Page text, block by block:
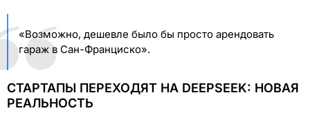
«Возможно, дешевле было бы просто арендовать
гараж в Сан-Франциско».
СТАРТАПЫ ПЕРЕХОДЯТ НА DEEPSEEK: НОВАЯ
РЕАЛЬНОСТЬ